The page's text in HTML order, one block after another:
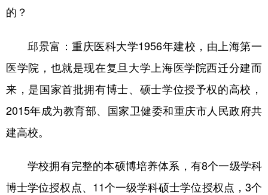
的？
邱景富：重庆医科大学1956年建校，由上海第一
医学院，也就是现在复旦大学上海医学院西迁分建而
来，是国家首批拥有博士、硕士学位授予权的高校，
2015年成为教育部、国家卫健委和重庆市人民政府共
建高校。
学校拥有完整的本硕博培养体系，有8个一级学科
博士学位授权点、11个一级学科硕士学位授权点，3个